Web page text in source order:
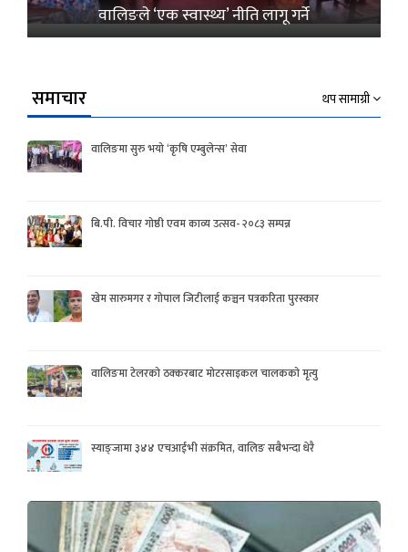
वालिङले ‘एक स्वास्थ्य’ नीति लागू गर्ने
समाचार थप सामाग्री
वालिङमा सुरु भयो ‘कृषि एम्बुलेन्स’ सेवा
बि.पी. विचार गोष्ठी एवम काव्य उत्सव- २०८३ सम्पन्न
खेम सारुमगर र गोपाल जिटीलाई कञ्चन पत्रकरिता पुरस्कार
वालिङमा टेलरको ठक्करबाट मोटरसाइकल चालकको मृत्यु
स्याङ्जामा ३४४ एचआईभी संक्रमित, वालिङ सबैभन्दा धेरै